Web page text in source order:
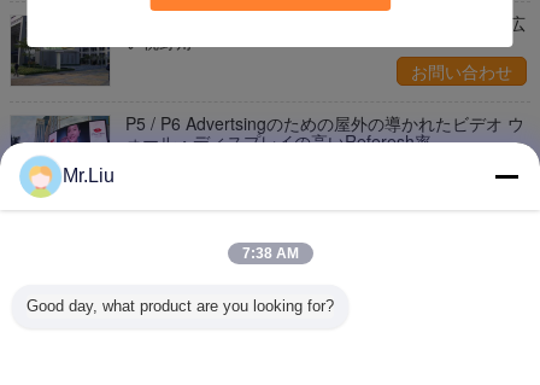
高い定義防水導かれたビデオ パネル1/8のスキャン広
い視野角
お問い合わせ
P5 / P6 Advertsingのための屋外の導かれたビデオ ウ
ォール・ディスプレイの高いReferesh率
お問い合わせ
オ壁、大きい屋外のLED表示スクリーン
Mr.Liu
7:38 AM
Good day, what product are you looking for?